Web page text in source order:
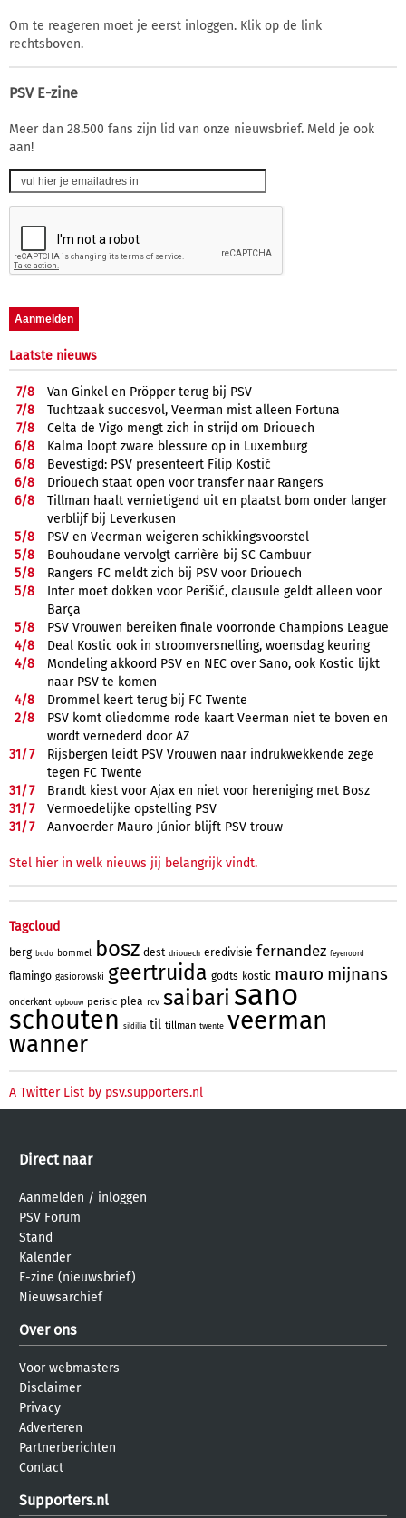
Om te reageren moet je eerst inloggen. Klik op de link
rechtsboven.
PSV E-zine
Meer dan 28.500 fans zijn lid van onze nieuwsbrief. Meld je ook
aan!
Laatste nieuws
7/8
Van Ginkel en Pröpper terug bij PSV
7/8
Tuchtzaak succesvol, Veerman mist alleen Fortuna
7/8
Celta de Vigo mengt zich in strijd om Driouech
6/8
Kalma loopt zware blessure op in Luxemburg
6/8
Bevestigd: PSV presenteert Filip Kostić
6/8
Driouech staat open voor transfer naar Rangers
6/8
Tillman haalt vernietigend uit en plaatst bom onder langer
verblijf bij Leverkusen
5/8
PSV en Veerman weigeren schikkingsvoorstel
5/8
Bouhoudane vervolgt carrière bij SC Cambuur
5/8
Rangers FC meldt zich bij PSV voor Driouech
5/8
Inter moet dokken voor Perišić, clausule geldt alleen voor
Barça
5/8
PSV Vrouwen bereiken finale voorronde Champions League
4/8
Deal Kostic ook in stroomversnelling, woensdag keuring
4/8
Mondeling akkoord PSV en NEC over Sano, ook Kostic lijkt
naar PSV te komen
4/8
Drommel keert terug bij FC Twente
2/8
PSV komt oliedomme rode kaart Veerman niet te boven en
wordt vernederd door AZ
31/7
Rijsbergen leidt PSV Vrouwen naar indrukwekkende zege
tegen FC Twente
31/7
Brandt kiest voor Ajax en niet voor hereniging met Bosz
31/7
Vermoedelijke opstelling PSV
31/7 Aanvoerder Mauro Júnior blijft PSV trouw
Stel hier in welk nieuws jij belangrijk vindt.
Tagcloud
berg bodo bommel bosz dest driouech eredivisie fernandez feyenoord
flamingo gasiorowski geertruida godts kostic mauro mijnans
onderkant opbouw perisic plea rcv saibari sano
schouten sildillia til tillman twente veerman
wanner
A Twitter List by psv.supporters.nl
Direct naar
Aanmelden / inloggen
PSV Forum
Stand
Kalender
E-zine (nieuwsbrief)
Nieuwsarchief
Over ons
Voor webmasters
Disclaimer
Privacy
Adverteren
Partnerberichten
Contact
Supporters.nl